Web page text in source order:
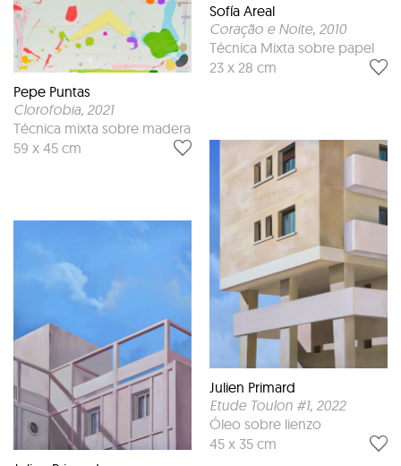
Pepe Puntas
Clorofobia, 2021
Técnica mixta sobre madera
59 x 45 cm
Sofía Areal
Coração e Noite, 2010
Técnica Mixta sobre papel
23 x 28 cm
Julien Primard
Etude Toulon #1, 2022
Óleo sobre lienzo
45 x 35 cm